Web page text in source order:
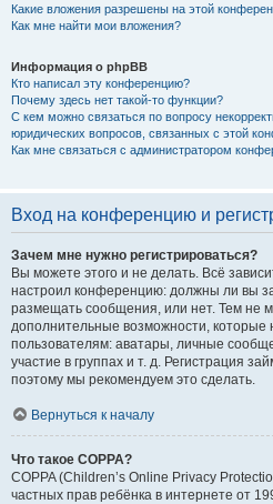
Какие вложения разрешены на этой
Как мне найти мои вложения?
Информация о phpBB
Кто написал эту конференцию?
Почему здесь нет такой-то функции?
С кем можно связаться по вопросу
юридических вопросов, связанных с этой
Как мне связаться с администратором
Вход на конференцию и
Зачем мне нужно регистрироваться?
Вы можете этого и не делать. Всё
настроил конференцию: должны ли вы
размещать сообщения, или нет. Тем не
дополнительные возможности,
пользователям: аватары, личные
участие в группах и т. д. Регистрация
поэтому мы рекомендуем это сделать.
Вернуться к началу
Что такое COPPA?
COPPA (Children’s Online Privacy
частных прав ребёнка в интернете от